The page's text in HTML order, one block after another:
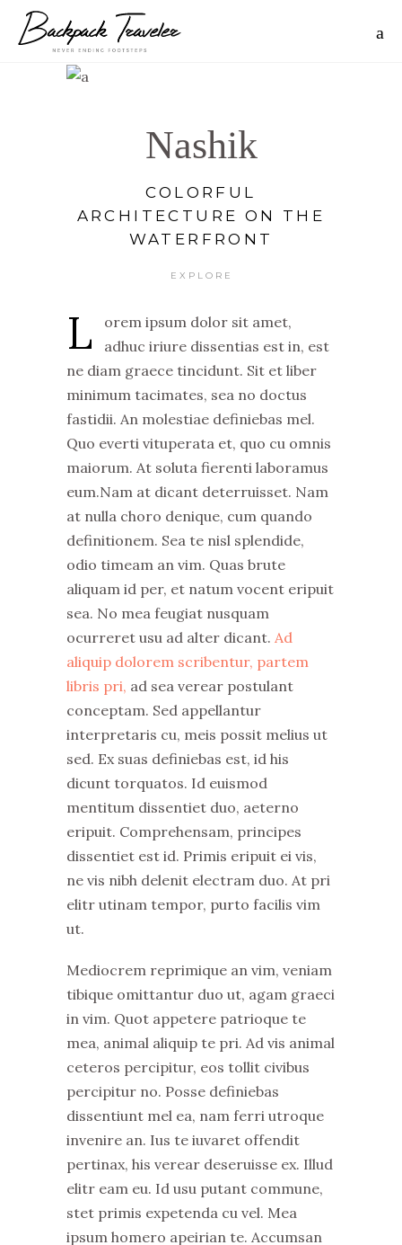
Nashik
COLORFUL
ARCHITECTURE ON THE
WATERFRONT
EXPLORE
L
orem ipsum dolor sit amet,
adhuc iriure dissentias est in, est
ne diam graece tincidunt. Sit et liber
minimum tacimates, sea no doctus
fastidii. An molestiae definiebas mel.
Quo everti vituperata et, quo cu omnis
maiorum. At soluta fierenti laboramus
eum.Nam at dicant deterruisset. Nam
at nulla choro denique, cum quando
definitionem. Sea te nisl splendide,
odio timeam an vim. Quas brute
aliquam id per, et natum vocent eripuit
sea. No mea feugiat nusquam
ocurreret usu ad alter dicant. Ad
aliquip dolorem scribentur, partem
libris pri, ad sea verear postulant
conceptam. Sed appellantur
interpretaris cu, meis possit melius ut
sed. Ex suas definiebas est, id his
dicunt torquatos. Id euismod
mentitum dissentiet duo, aeterno
eripuit. Comprehensam, principes
dissentiet est id. Primis eripuit ei vis,
ne vis nibh delenit electram duo. At pri
elitr utinam tempor, purto facilis vim
ut.
Mediocrem reprimique an vim, veniam
tibique omittantur duo ut, agam graeci
in vim. Quot appetere patrioque te
mea, animal aliquip te pri. Ad vis animal
ceteros percipitur, eos tollit civibus
percipitur no. Posse definiebas
dissentiunt mel ea, nam ferri utroque
invenire an. Ius te iuvaret offendit
pertinax, his verear deseruisse ex. Illud
elitr eam eu. Id usu putant commune,
stet primis expetenda cu vel. Mea
ipsum homero apeirian te. Accumsan